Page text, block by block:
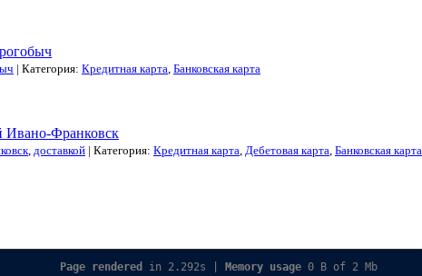
| Категория: Кредитная карта Банковская карта
Ивано-Франковск
доставкой | Категория: Кредитная карта Дебетовая карта Банковская карта
Page rendered in 2.292s | Memory usage 0 B of 2 Mb